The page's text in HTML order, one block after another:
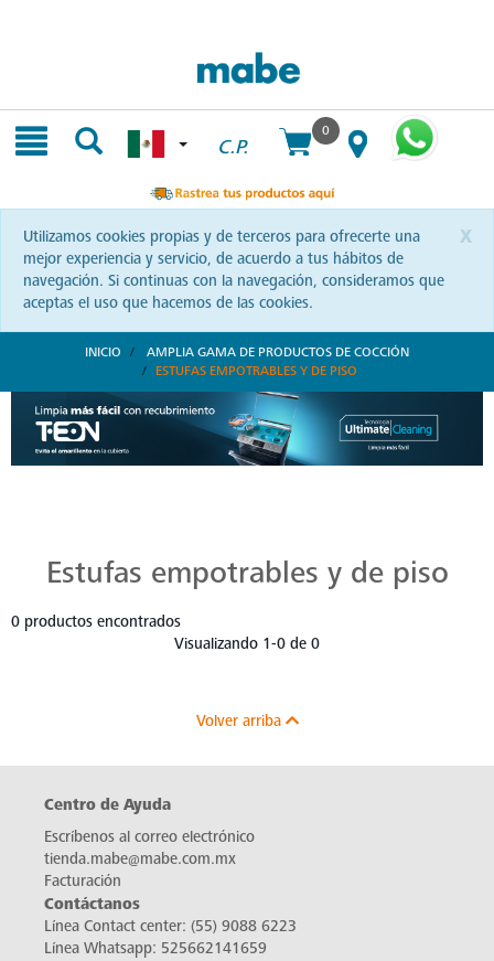
C.P.
0
x
Utilizamos cookies propias y de terceros para ofrecerte una
mejor experiencia y servicio, de acuerdo a tus hábitos de
navegación. Si continuas con la navegación, consideramos que
aceptas el uso que hacemos de las cookies.
INICIO
AMPLIA GAMA DE PRODUCTOS DE COCCIÓN
ESTUFAS EMPOTRABLES Y DE PISO
Estufas empotrables y de piso
0 productos encontrados
Visualizando 1-0 de 0
Volver arriba
Centro de Ayuda
Escríbenos al correo electrónico
tienda.mabe@mabe.com.mx
Facturación
Contáctanos
Línea Contact center: (55) 9088 6223
Línea Whatsapp: 525662141659